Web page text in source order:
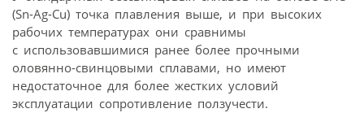
(Sn-Ag-Cu) точка плавления выше, и при высоких
рабочих температурах они сравнимы
с использовавшимися ранее более прочными
оловянно-свинцовыми сплавами, но имеют
недостаточное для более жестких условий
эксплуатации сопротивление ползучести.